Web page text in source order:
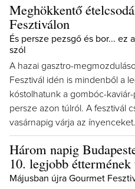
Meghökkentő
Fesztiválon
És persze pezsgő és bor... ez
szól
A hazai gasztro-
Fesztivál idén is mindenből a
kóstolhatunk a gombóc-
persze azon túlról. A fesztivál
vasárnapig várja az ínyenceket.
Három napig
10. legjobb
Májusban újra Gourmet